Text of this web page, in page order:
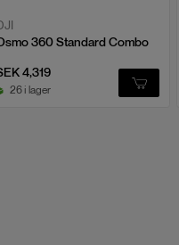
360 Standard Combo
4,319
26 i lager